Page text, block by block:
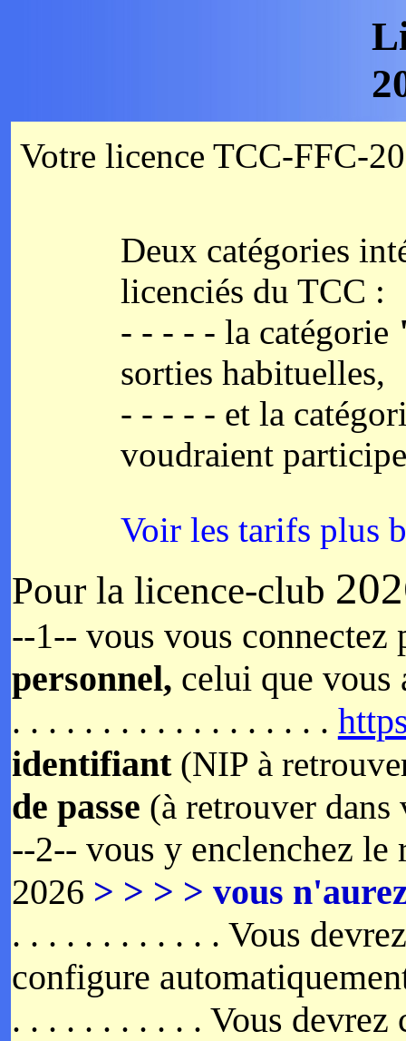
Votre licence TCC-FFC-
Deux catégories
licenciés du TCC :
- - - - - la catégorie
sorties habituelles,
- - - - - et la
voudraient
Voir les tarifs plus
Pour la licence-club
--1-- vous vous
personnel, celui que vous
. . . . . . . . . . . . . . . . . .
identifiant (NIP à
de passe (à retrouver
--2-- vous y enclenchez le
2026 > > > > vous
. . . . . . . . . . . . Vous
configure
. . . . . . . . . . . Vous